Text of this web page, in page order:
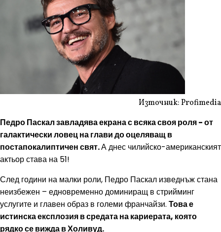
Източник: Profimedia
Педро Паскал завладява екрана с всяка своя роля - от
галактически ловец на глави до оцеляващ в
постапокалиптичен свят.А днес чилийско-американският
актьор става на 51!
След години на малки роли, Педро Паскал изведнъж стана
неизбежен – едновременно доминиращ в стрийминг
услугите и главен образ в големи франчайзи. Това е
истинска експлозия в средата на кариерата, която
рядко се вижда в Холивуд.